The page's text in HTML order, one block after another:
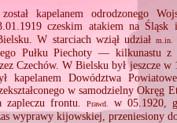
kapelanem odrodzonego
czeskim atakiem na Śląsk
W starciach wziął udziałm.in.
Pułku Piechoty — kilkunastu
Czechów. W Bielsku był jeszcze
kapelanem Dowództwa
w samodzielny Okręg
zapleczu frontu.Prawd.
w 05.1920,
wyprawy kijowskiej, przeniesiony